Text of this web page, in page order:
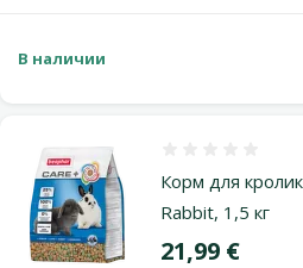
В наличии
Корм для
Rabbit, 1,5 кг
Цена
21,99 €